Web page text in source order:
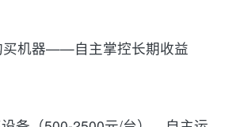
买机器——自主掌控长期收益